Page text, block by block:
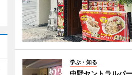
学ぶ・知る
中野セントラルパ